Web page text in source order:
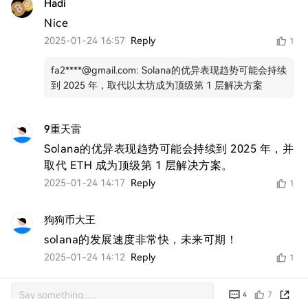
Hadi
Nice
2025-01-24 16:57 Reply 1
fa2****@gmail.com: Solana的优异表现趋势可能会持续
到 2025 年，取代以太坊成为顶级第 1 层解决方案
9重天雷
Solana的优异表现趋势可能会持续到 2025 年，并
取代 ETH 成为顶级第 1 层解决方案。
2025-01-24 14:17 Reply 1
狗狗币大王
solana的发展速度非常快，未来可期！
2025-01-24 14:12 Reply 1
4 7